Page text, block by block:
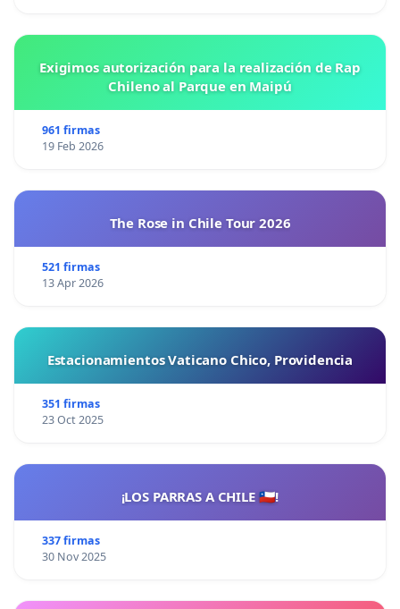
Exigimos autorización para la realización de Rap
Chileno al Parque en Maipú
961 firmas
19 Feb 2026
The Rose in Chile Tour 2026
521 firmas
13 Apr 2026
Estacionamientos Vaticano Chico, Providencia
351 firmas
23 Oct 2025
¡LOS PARRAS A CHILE 🇨🇱!
337 firmas
30 Nov 2025